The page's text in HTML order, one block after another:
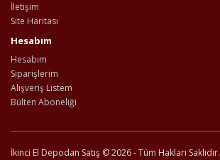
İletişim
Site Haritası
Hesabım
Hesabım
Siparişlerim
Alışveriş Listem
Bülten Aboneliği
İkinci El Depodan Satış © 2026 - Tüm Hakları Saklıdır.